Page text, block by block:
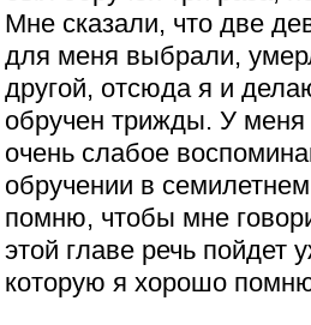
Мне сказали, что две
для меня выбрали,
другой, отсюда я и
обручен трижды. У меня
очень слабое
обручении в
помню, чтобы мне
этой главе речь пойдет
которую я хорошо